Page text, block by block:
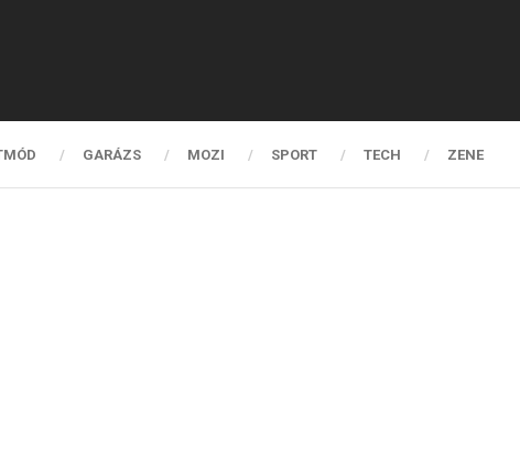
GARÁZS MOZI SPORT TECH ZENE